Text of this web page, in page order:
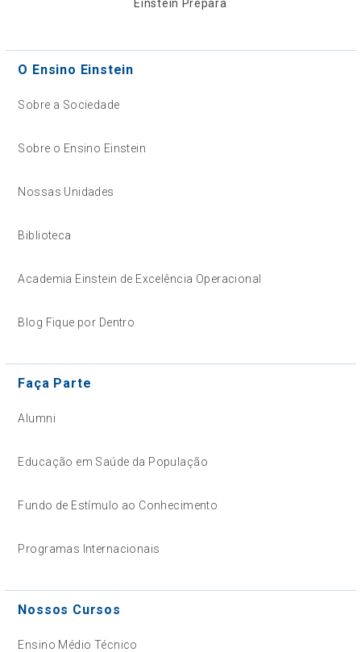
Einstein Prepara
O Ensino Einstein
Sobre a Sociedade
Sobre o Ensino Einstein
Nossas Unidades
Biblioteca
Academia Einstein de Excelência Operacional
Blog Fique por Dentro
Faça Parte
Alumni
Educação em Saúde da População
Fundo de Estímulo ao Conhecimento
Programas Internacionais
Nossos Cursos
Ensino Médio Técnico